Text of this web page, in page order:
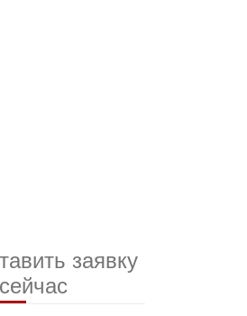
заявку